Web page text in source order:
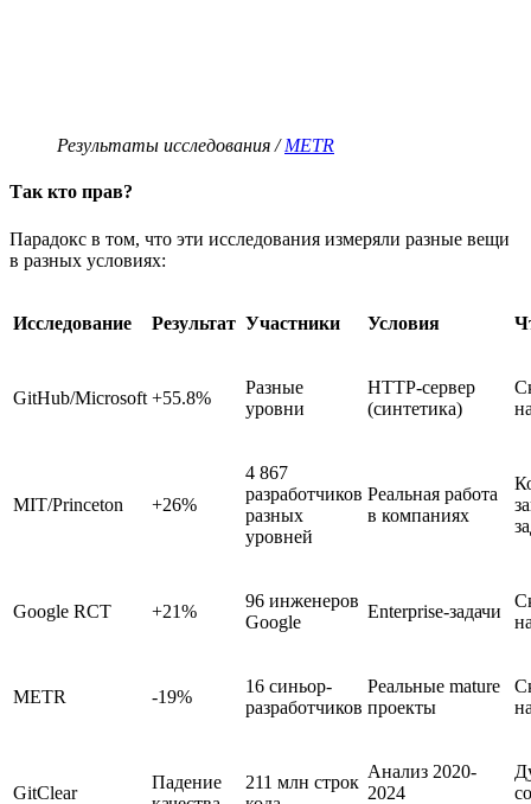
Результаты исследования /METR
Так кто прав?
Парадокс в том, что эти исследования измеряли разные вещи
в разных условиях:
Исследование Результат Участники Условия
GitHub/Microsoft +55.8%
Разные
уровни
HTTP-сервер
(синтетика)
MIT/Princeton +26%
4 867
разработчиков
разных
уровней
Реальная работа
в компаниях
Google RCT +21%
96 инженеров
Google
Enterprise-задачи
METR -19%
16 синьор-
разработчиков
Реальные mature
проекты
GitClear
Падение
211 млн строк
Анализ 2020-
2024